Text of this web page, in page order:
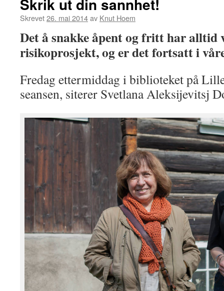
Skrik ut din sannhet!
Skrevet26. mai 2014av Knut Hoem
Det å snakke åpent og fritt har alltid
risikoprosjekt, og er det fortsatt i
Fredag ettermiddag i biblioteket på
seansen, siterer Svetlana Aleksijevitsj